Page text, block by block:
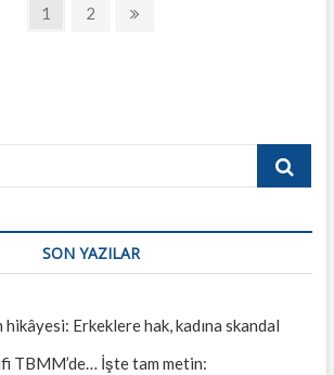
Page
1 Page
2
Search
SON YAZILAR
hikâyesi: Erkeklere hak, kadına skandal
TBMM’de… İşte tam metin: